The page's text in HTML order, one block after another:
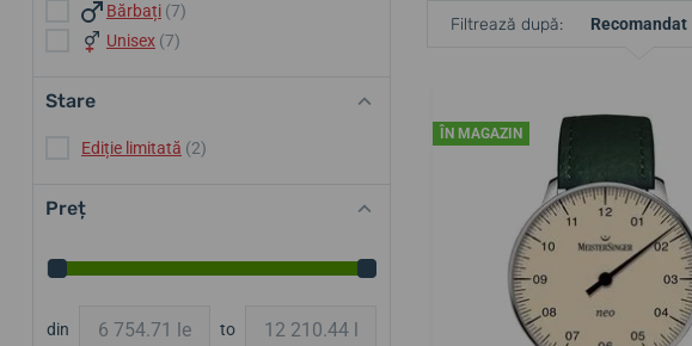
Bărbați (7)
Unisex (7)
Stare
Ediție limitată (2)
Preț
din to
Filtrează după: Recomandat
ÎN MAGAZIN